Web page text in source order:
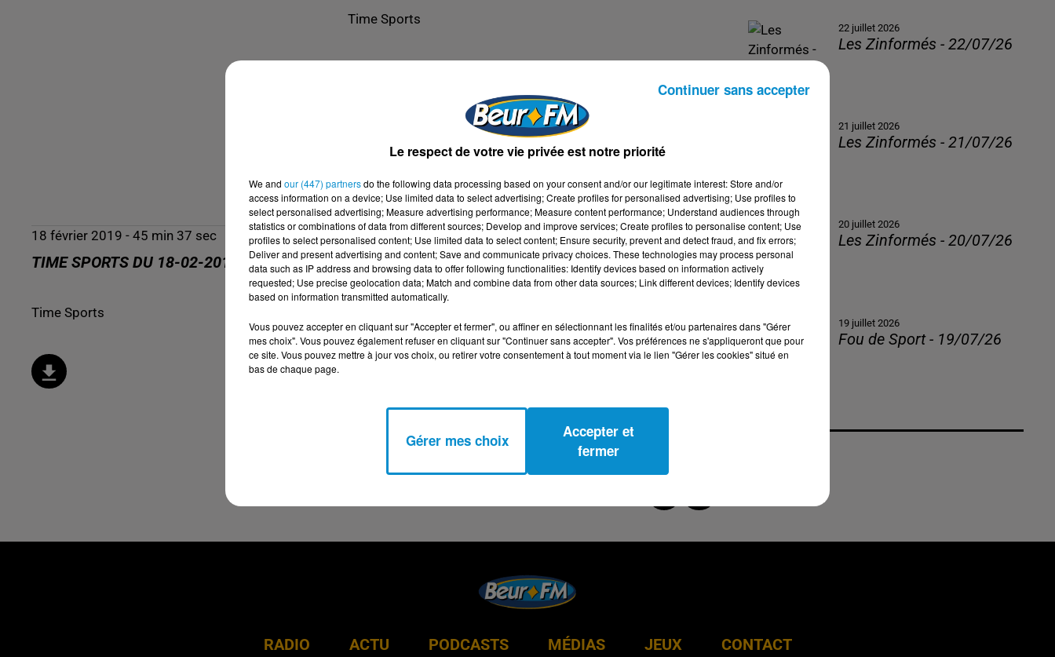
Time Sports
18 février 2019 - 45 min 37 sec
TIME SPORTS DU 18-02-2019
Time Sports
22 juillet 2026
Les Zinformés - 22/07/26
21 juillet 2026
Les Zinformés - 21/07/26
20 juillet 2026
Les Zinformés - 20/07/26
19 juillet 2026
Fou de Sport - 19/07/26
RADIO ACTU PODCASTS MÉDIAS JEUX CONTACT
Le respect de votre vie privée est notre priorité
We and our (447) partnersdo the following data processing based on your consent and/or our legitimate interest: Store and/or
access information on a device; Use limited data to select advertising; Create profiles for personalised advertising; Use profiles to
select personalised advertising; Measure advertising performance; Measure content performance; Understand audiences through
statistics or combinations of data from different sources; Develop and improve services; Create profiles to personalise content; Use
profiles to select personalised content; Use limited data to select content; Ensure security, prevent and detect fraud, and fix errors;
Deliver and present advertising and content; Save and communicate privacy choices. These technologies may process personal
data such as IP address and browsing data to offer following functionalities: Identify devices based on information actively
requested; Use precise geolocation data; Match and combine data from other data sources; Link different devices; Identify devices
based on information transmitted automatically.
Vous pouvez accepter en cliquant sur "Accepter et fermer", ou affiner en sélectionnant les finalités et/ou partenaires dans "Gérer
mes choix". Vous pouvez également refuser en cliquant sur "Continuer sans accepter". Vos préférences ne s'appliqueront que pour
ce site. Vous pouvez mettre à jour vos choix, ou retirer votre consentement à tout moment via le lien "Gérer les cookies" situé en
bas de chaque page.
Gérer mes choix
Accepter et
fermer
Continuer sans accepter